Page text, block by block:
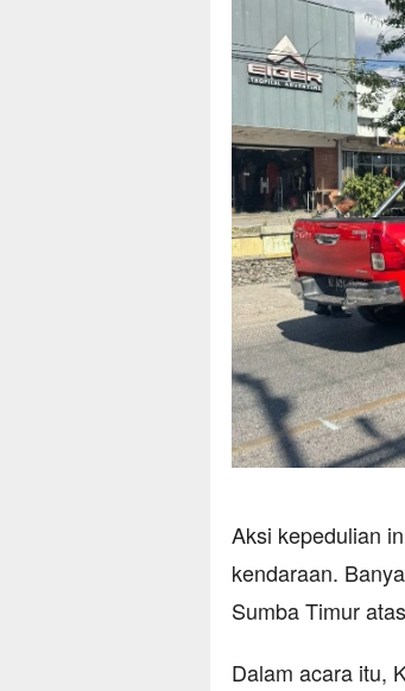
Aksi kepedulian
kendaraan.
Sumba Timur
Dalam acara itu,